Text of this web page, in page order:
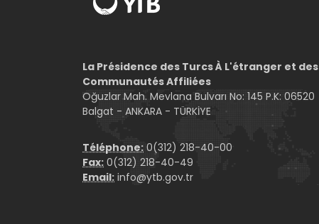
La Présidence des Turcs À L'étranger et des
Communautés Affiliées
Oğuzlar Mah. Mevlana Bulvarı No: 145 P.K: 06520
Balgat - ANKARA - TÜRKİYE
Téléphone: 0(312) 218-40-00
Fax: 0(312) 218-40-49
Email: info@ytb.gov.tr